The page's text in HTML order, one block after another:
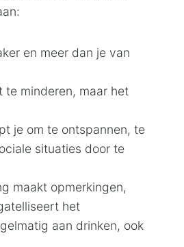
en meer dan je van
te minderen, maar het
je om te ontspannen, te
situaties door te
maakt opmerkingen,
het
aan drinken, ook